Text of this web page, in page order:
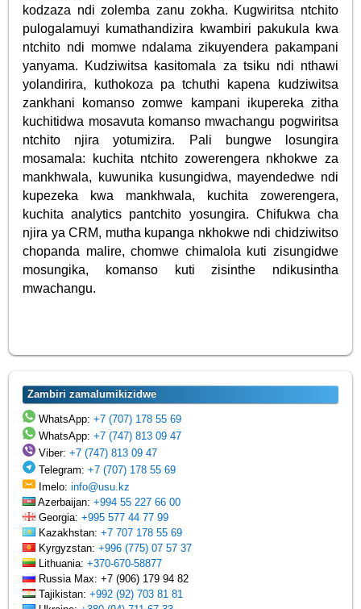
kodzaza ndi zolemba zanu zokha. Kugwiritsa ntchito
pulogalamuyi kumathandizira kwambiri pakukula kwa
ntchito ndi momwe ndalama zikuyendera pakampani
yanyama. Kudziwitsa kasitomala za tsiku ndi nthawi
yolandirira, kuthokoza pa tchuthi kapena kudziwitsa
zankhani komanso zomwe kampani ikupereka zitha
kuchitidwa mosavuta komanso mwachangu pogwiritsa
ntchito njira yotumizira. Pali bungwe losungira
mosamala: kuchita ntchito zowerengera nkhokwe za
mankhwala, kuwunika kusungidwa, mayendedwe ndi
kupezeka kwa mankhwala, kuchita zowerengera,
kuchita analytics pantchito yosungira. Chifukwa cha
njira ya CRM, mutha kupanga nkhokwe ndi chidziwitso
chopanda malire, chomwe chimalola kuti zisungidwe
mosungika, komanso kuti zisinthe ndikusintha
mwachangu.
Zambiri zamalumikizidwe
WhatsApp:+7 (707) 178 55 69
WhatsApp:+7 (747) 813 09 47
Viber:+7 (747) 813 09 47
Telegram:+7 (707) 178 55 69
Imelo:info@usu.kz
Azerbaijan:+994 55 227 66 00
Georgia:+995 577 44 77 99
Kazakhstan:+7 707 178 55 69
Kyrgyzstan:+996 (775) 07 57 37
Lithuania:+370-670-58877
Russia Max: +7 (906) 179 94 82
Tajikistan:+992 (92) 703 81 81